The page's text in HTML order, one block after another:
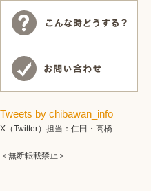
Tweets by chibawan_info
X（Twitter）担当：仁田・高橋
＜無断転載禁止＞